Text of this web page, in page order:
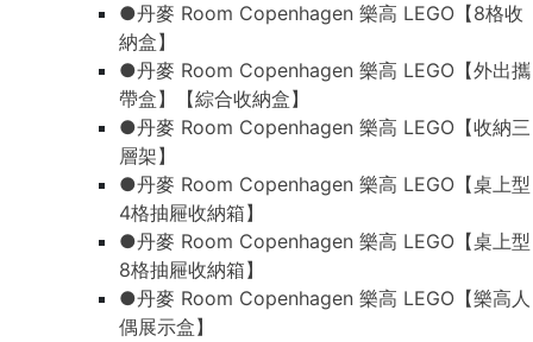
●丹麥 Room Copenhagen 樂高 LEGO【8格收
納盒】
●丹麥 Room Copenhagen 樂高 LEGO【外出攜
帶盒】【綜合收納盒】
●丹麥 Room Copenhagen 樂高 LEGO【收納三
層架】
●丹麥 Room Copenhagen 樂高 LEGO【桌上型
4格抽屜收納箱】
●丹麥 Room Copenhagen 樂高 LEGO【桌上型
8格抽屜收納箱】
●丹麥 Room Copenhagen 樂高 LEGO【樂高人
偶展示盒】